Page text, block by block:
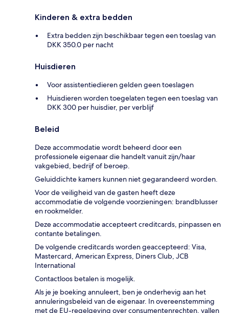
Kinderen & extra bedden
Extra bedden zijn beschikbaar tegen een toeslag van
DKK 350.0 per nacht
Huisdieren
Voor assistentiedieren gelden geen toeslagen
Huisdieren worden toegelaten tegen een toeslag van
DKK 300 per huisdier, per verblijf
Beleid
Deze accommodatie wordt beheerd door een
professionele eigenaar die handelt vanuit zijn/haar
vakgebied, bedrijf of beroep.
Geluiddichte kamers kunnen niet gegarandeerd worden.
Voor de veiligheid van de gasten heeft deze
accommodatie de volgende voorzieningen: brandblusser
en rookmelder.
Deze accommodatie accepteert creditcards, pinpassen en
contante betalingen.
De volgende creditcards worden geaccepteerd: Visa,
Mastercard, American Express, Diners Club, JCB
International
Contactloos betalen is mogelijk.
Als je je boeking annuleert, ben je onderhevig aan het
annuleringsbeleid van de eigenaar. In overeenstemming
met de EU-regelgeving over consumentenrechten, vallen